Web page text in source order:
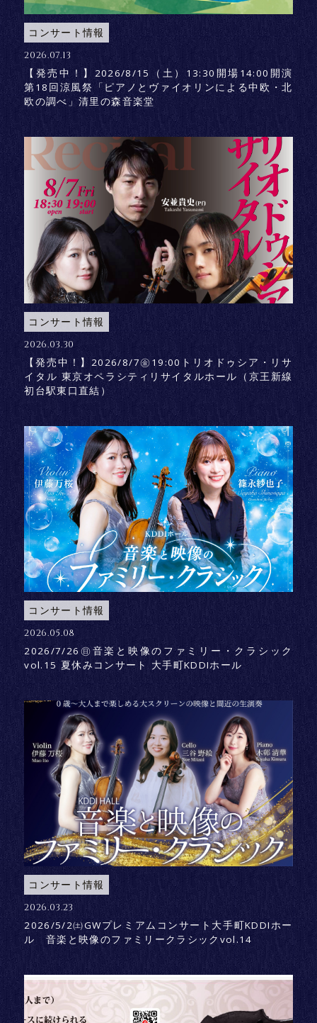
コンサート情報
2026.07.13
【発売中！】2026/8/15（土）13:30開場14:00開演
第18回涼風祭「ピアノとヴァイオリンによる中欧・北
欧の調べ」清里の森音楽堂
コンサート情報
2026.03.30
【発売中！】2026/8/7㊎19:00トリオドゥシア・リサ
イタル 東京オペラシティリサイタルホール（京王新線
初台駅東口直結）
コンサート情報
2026.05.08
2026/7/26㊐音楽と映像のファミリー・クラシック
vol.15 夏休みコンサート 大手町KDDIホール
コンサート情報
2026.03.23
2026/5/2㈯GWプレミアムコンサート大手町KDDIホー
ル 音楽と映像のファミリークラシックvol.14